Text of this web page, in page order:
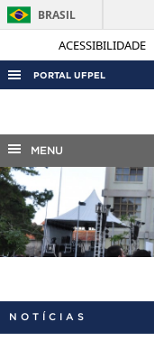
ACESSIBILIDADE
BRASIL
PORTAL UFPEL
AUDITORIA
COBALTO
CONCURSOS
EDITAIS
INTERNACIONAL
PORTARIAS
MENU
NOTÍCIAS